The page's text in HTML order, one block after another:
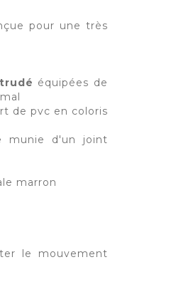
pour une très
équipées de
de pvc en coloris
munie d'un joint
marron
le mouvement